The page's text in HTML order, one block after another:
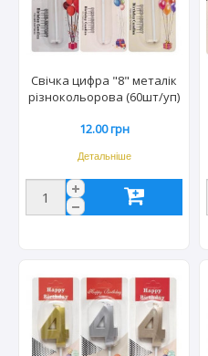
Свічка цифра "8" металік
різнокольорова (60шт/уп)
12.00 грн
Детальніше